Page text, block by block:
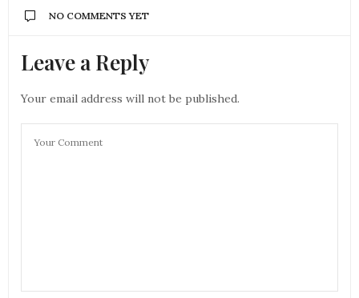
NO COMMENTS YET
Leave a Reply
Your email address will not be published.